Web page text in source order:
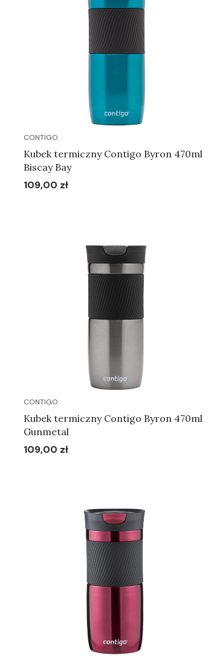
CONTIGO
Kubek termiczny Contigo Byron 470ml
Biscay Bay
Cena
109,00 zł
CONTIGO
Kubek termiczny Contigo Byron 470ml
Gunmetal
Cena
109,00 zł